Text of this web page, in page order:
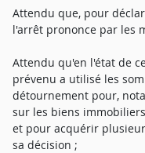
Attendu que, pour
l'arrêt prononce par les
Attendu qu'en l'état de
prévenu a utilisé les
détournement pour,
sur les biens
et pour acquérir
sa décision ;